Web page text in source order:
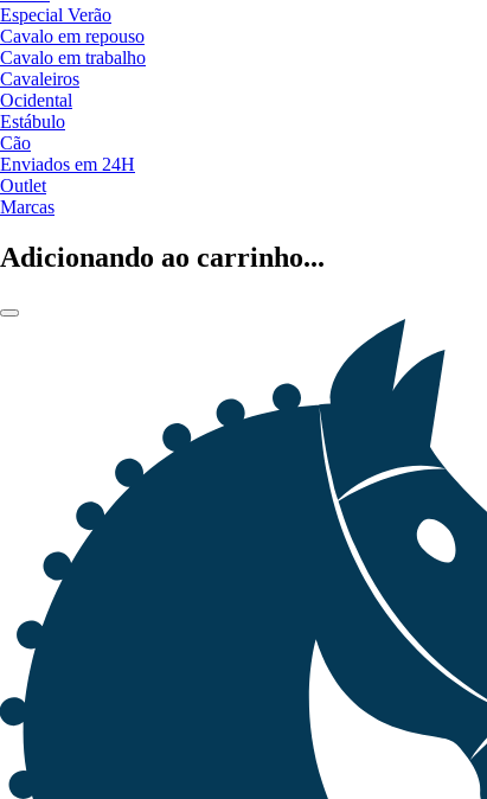
Especial Verão
Cavalo em repouso
Cavalo em trabalho
Cavaleiros
Ocidental
Estábulo
Cão
Enviados em 24H
Outlet
Marcas
Adicionando ao carrinho...